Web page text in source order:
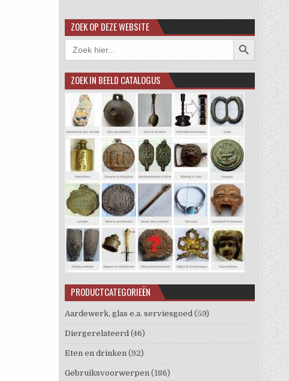
ZOEK OP DEZE WEBSITE
Zoek
naar:
Zoekknop
ZOEK IN BEELD CATALOGUS
PRODUCTCATEGORIEËN
Aardewerk, glas e.a. serviesgoed (59)
Diergerelateerd (46)
Eten en drinken (92)
Gebruiksvoorwerpen (186)